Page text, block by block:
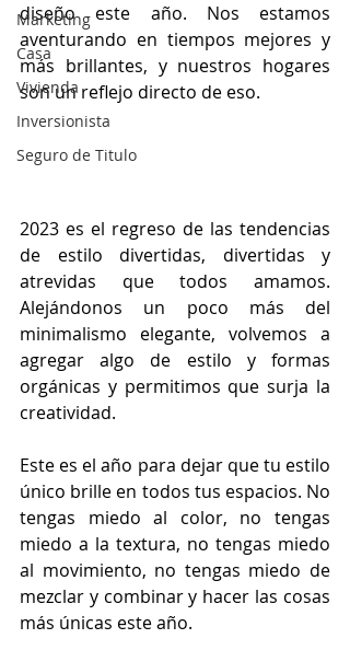
Marketing
Casa
Vivienda
Inversionista
Seguro de Titulo
diseño este año. Nos estamos
aventurando en tiempos mejores y
más brillantes, y nuestros hogares
son un reflejo directo de eso.
2023 es el regreso de las tendencias
de estilo divertidas, divertidas y
atrevidas que todos amamos.
Alejándonos un poco más del
minimalismo elegante, volvemos a
agregar algo de estilo y formas
orgánicas y permitimos que surja la
creatividad.
Este es el año para dejar que tu estilo
único brille en todos tus espacios. No
tengas miedo al color, no tengas
miedo a la textura, no tengas miedo
al movimiento, no tengas miedo de
mezclar y combinar y hacer las cosas
más únicas este año.